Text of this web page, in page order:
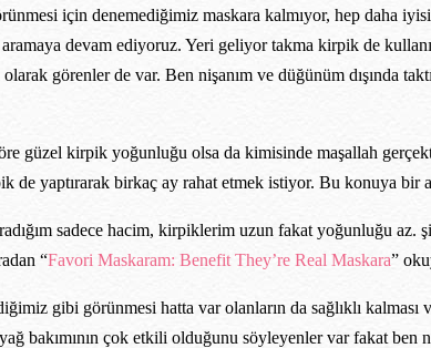
için denemediğimiz maskara kalmıyor, hep daha
aramaya devam ediyoruz. Yeri geliyor takma kirpik de
görenler de var. Ben nişanım ve düğünüm dışında
güzel kirpik yoğunluğu olsa da kimisinde maşallah
de yaptırarak birkaç ay rahat etmek istiyor. Bu konuya bir
sadece hacim, kirpiklerim uzun fakat yoğunluğu
“Favori Maskaram: Benefit They’re Real Maskara”
gibi görünmesi hatta var olanların da sağlıklı kalması
bakımının çok etkili olduğunu söyleyenler var fakat ben